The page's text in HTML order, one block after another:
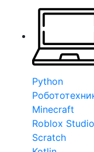
Python
Minecraft
Roblox Studio
Scratch